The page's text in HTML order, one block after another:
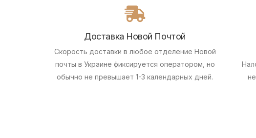
Доставка Новой Почтой
Скорость доставки в любое отделение Новой
почты в Украине фиксируется оператором, но
обычно не превышает 1-3 календарных дней.